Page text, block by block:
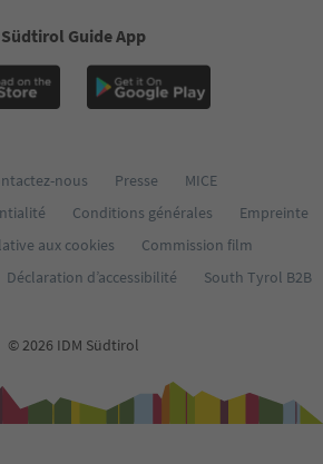
Südtirol Guide App
nous Presse
MICE
Conditions générales
Empreinte
aux cookies
Commission film
Déclaration d’accessibilité South Tyrol B2B
© 2026 IDM Südtirol